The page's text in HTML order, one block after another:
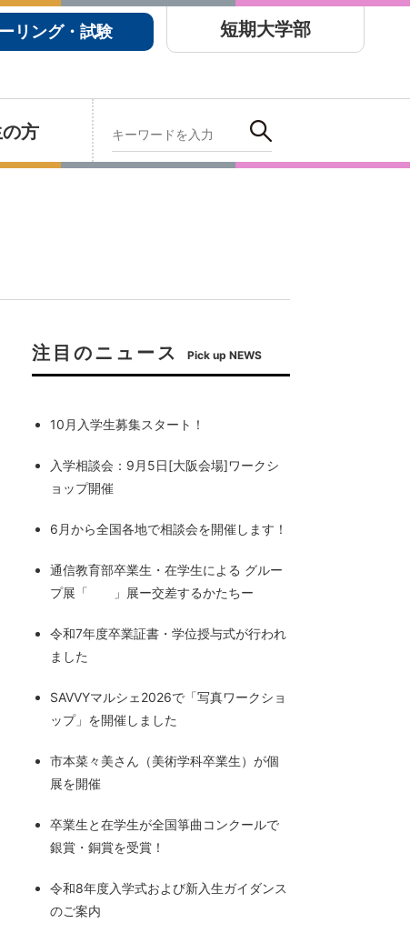
リング・試験 短期大学部
方
注目のニュース Pick up NEWS
10月入学生募集スタート！
入学相談会：9月5日[大阪会場]ワークシ
ョップ開催
6月から全国各地で相談会を開催します！
通信教育部卒業生・在学生による グルー
プ展「 」展ー交差するかたちー
令和7年度卒業証書・学位授与式が行われ
ました
SAVVYマルシェ2026で「写真ワークショ
ップ」を開催しました
市本菜々美さん（美術学科卒業生）が個
展を開催
卒業生と在学生が全国箏曲コンクールで
銀賞・銅賞を受賞！
令和8年度入学式および新入生ガイダンス
のご案内